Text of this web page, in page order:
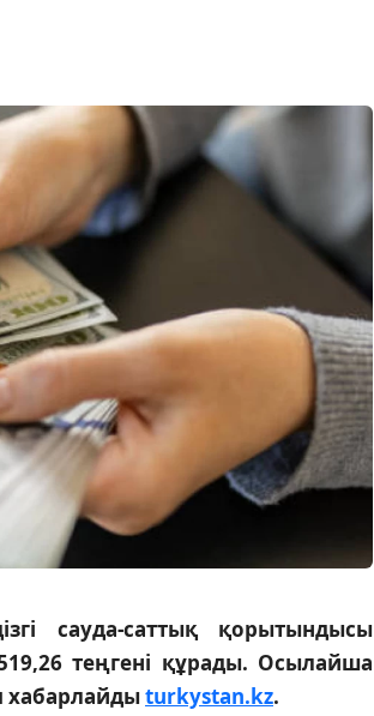
сауда-саттық қорытындысы
теңгені құрады. Осылайша
хабарлайдыturkystan.kz.